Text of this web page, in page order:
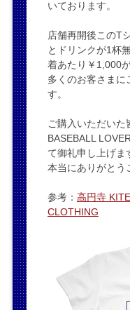
いております。
店舗再開後このT
とドリンクが1杯
着あたり￥1,000
多くのお客さまに
す。
ご購入いただいた
BASEBALL
て御礼申し上げま
本当にありがとう
参考： 高円寺
CLOTHING